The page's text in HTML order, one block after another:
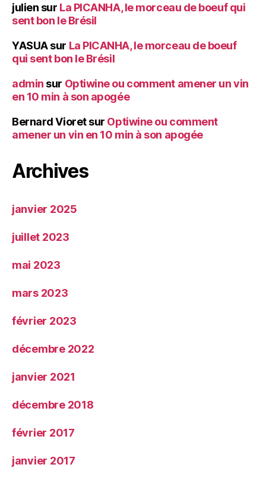
julien sur La PICANHA, le morceau de boeuf qui
sent bon le Brésil
YASUAsur La PICANHA, le morceau de boeuf
qui sent bon le Brésil
admin sur Optiwine ou comment amener un vin
en 10 min à son apogée
Bernard Vioretsur Optiwine ou comment
amener un vin en 10 min à son apogée
Archives
janvier 2025
juillet 2023
mai 2023
mars 2023
février 2023
décembre 2022
janvier 2021
décembre 2018
février 2017
janvier 2017